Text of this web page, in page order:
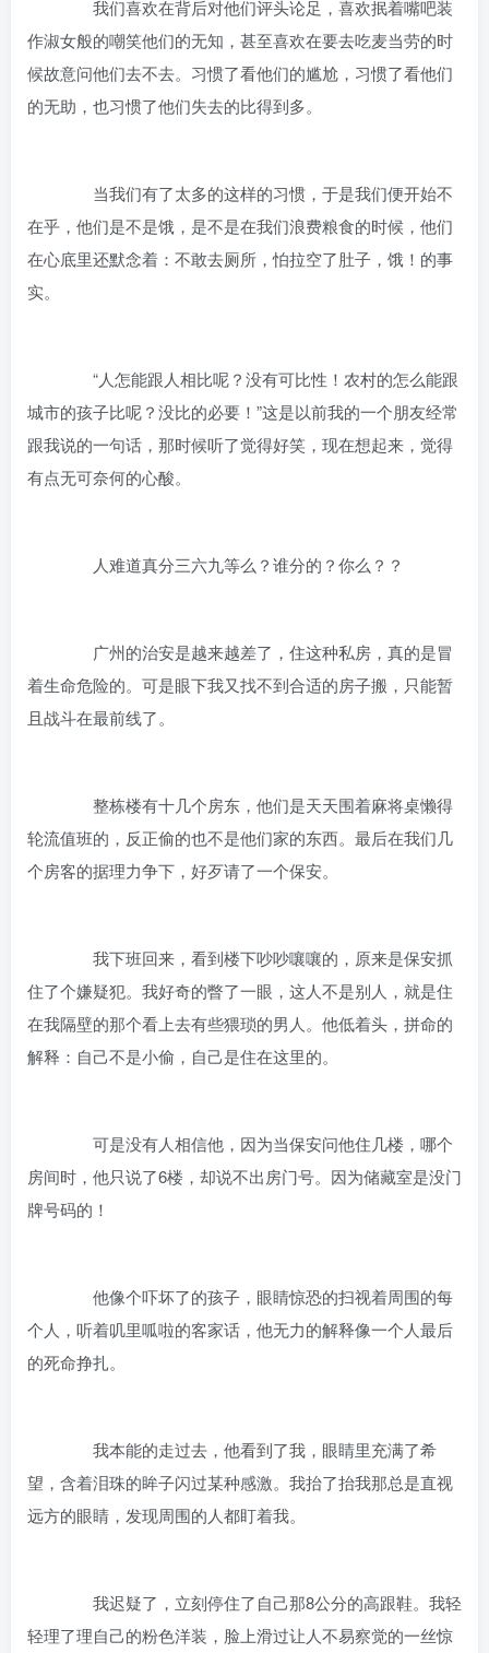
我们喜欢在背后对他们评头论足，喜欢抿着嘴吧装
作淑女般的嘲笑他们的无知，甚至喜欢在要去吃麦当劳的时
候故意问他们去不去。习惯了看他们的尴尬，习惯了看他们
的无助，也习惯了他们失去的比得到多。
当我们有了太多的这样的习惯，于是我们便开始不
在乎，他们是不是饿，是不是在我们浪费粮食的时候，他们
在心底里还默念着：不敢去厕所，怕拉空了肚子，饿！的事
实。
“人怎能跟人相比呢？没有可比性！农村的怎么能跟
城市的孩子比呢？没比的必要！”这是以前我的一个朋友经常
跟我说的一句话，那时候听了觉得好笑，现在想起来，觉得
有点无可奈何的心酸。
人难道真分三六九等么？谁分的？你么？？
广州的治安是越来越差了，住这种私房，真的是冒
着生命危险的。可是眼下我又找不到合适的房子搬，只能暂
且战斗在最前线了。
整栋楼有十几个房东，他们是天天围着麻将桌懒得
轮流值班的，反正偷的也不是他们家的东西。最后在我们几
个房客的据理力争下，好歹请了一个保安。
我下班回来，看到楼下吵吵嚷嚷的，原来是保安抓
住了个嫌疑犯。我好奇的瞥了一眼，这人不是别人，就是住
在我隔壁的那个看上去有些猥琐的男人。他低着头，拼命的
解释：自己不是小偷，自己是住在这里的。
可是没有人相信他，因为当保安问他住几楼，哪个
房间时，他只说了6楼，却说不出房门号。因为储藏室是没门
牌号码的！
他像个吓坏了的孩子，眼睛惊恐的扫视着周围的每
个人，听着叽里呱啦的客家话，他无力的解释像一个人最后
的死命挣扎。
我本能的走过去，他看到了我，眼睛里充满了希
望，含着泪珠的眸子闪过某种感激。我抬了抬我那总是直视
远方的眼睛，发现周围的人都盯着我。
我迟疑了，立刻停住了自己那8公分的高跟鞋。我轻
轻理了理自己的粉色洋装，脸上滑过让人不易察觉的一丝惊